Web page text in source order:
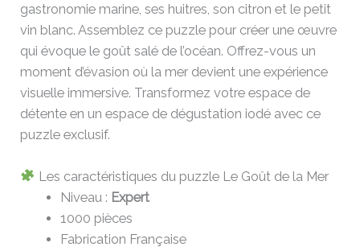
gastronomie marine, ses huitres, son citron et le petit
vin blanc. Assemblez ce puzzle pour créer une œuvre
qui évoque le goût salé de l’océan. Offrez-vous un
moment d’évasion où la mer devient une expérience
visuelle immersive. Transformez votre espace de
détente en un espace de dégustation iodé avec ce
puzzle exclusif.
Les caractéristiques du puzzle Le Goût de la Mer
Niveau : Expert
1000 pièces
Fabrication Française